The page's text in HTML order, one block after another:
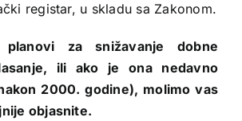
registar, u skladu sa Zakonom.
za snižavanje dobne
ili ako je ona nedavno
2000. godine), molimo vas
objasnite.